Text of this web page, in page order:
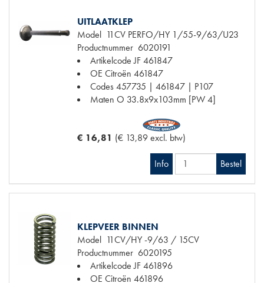
UITLAATKLEP
Model 11CV PERFO/HY 1/55-9/63/U23
Productnummer 6020191
Artikelcode JF461847
OE Citroën 461847
Codes457735 | 461847 | P107
Maten O 33.8x9x103mm [PW 4]
€ 16,81 (€ 13,89 excl. btw)
Info Bestel
KLEPVEER BINNEN
Model 11CV/HY -9/63 / 15CV
Productnummer 6020195
Artikelcode JF461896
OE Citroën 461896